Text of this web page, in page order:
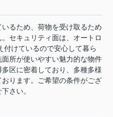
るため、荷物を受け取るため
セキュリティ面は、オートロ
付けているので安心して暮ら
所が使いやすい魅力的な物件
区に密着しており、多種多様
ります。ご希望の条件がござ
さい。